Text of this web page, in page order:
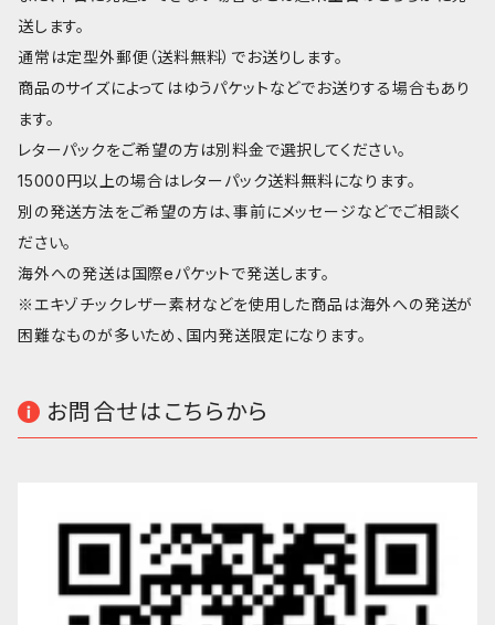
送します。
通常は定型外郵便（送料無料）でお送りします。
商品のサイズによってはゆうパケットなどでお送りする場合もあり
ます。
レターパックをご希望の方は別料金で選択してください。
15000円以上の場合はレターパック送料無料になります。
別の発送方法をご希望の方は、事前にメッセージなどでご相談く
ださい。
海外への発送は国際eパケットで発送します。
※エキゾチックレザー素材などを使用した商品は海外への発送が
困難なものが多いため、国内発送限定になります。
お問合せはこちらから